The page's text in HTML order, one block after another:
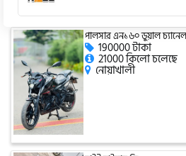
কিওয়ে (KeeWay)
পেগাসাস (Pagasus)
পালসার এন১৬০ ডুয়াল
190000 টাকা
21000 কিলো চলেছে
নোয়াখালী